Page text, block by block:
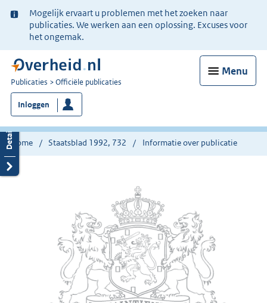
Ter
informatie:
Mogelijk ervaart u problemen met het zoeken naar
publicaties. We werken aan een oplossing. Excuses voor
het ongemak.
Menu
U
bent
nu
hier:
Publicaties Officiële publicaties
Inloggen
Home Staatsblad 1992, 732 Informatie over publicatie